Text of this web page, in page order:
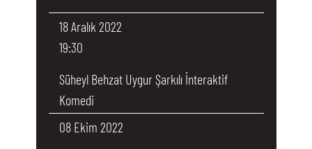
18 Aralık 2022
19:30
Süheyl Behzat Uygur Şarkılı İnteraktif
Komedi
08 Ekim 2022